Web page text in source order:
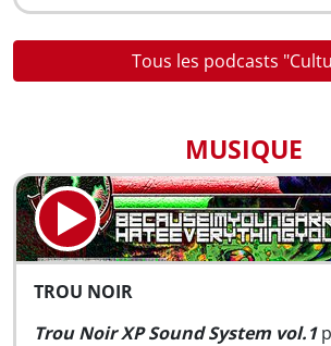
Tous les podcasts
MUSIQUE
TROU NOIR
Trou Noir XP Sound System vol.1